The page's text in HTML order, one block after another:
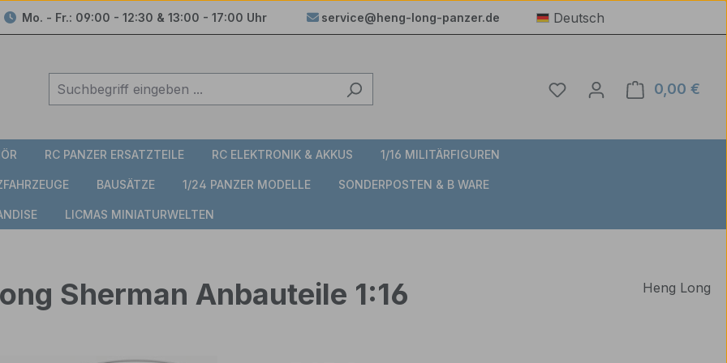
Mo. - Fr.: 09:00 - 12:30 & 13:00 - 17:00 Uhr service@heng-long-panzer.de Deutsch
Du hast 0 Produkte auf
0,00 €
RC PANZER ERSATZTEILE RC ELEKTRONIK & AKKUS 1/16 MILITÄRFIGUREN
BAUSÄTZE 1/24 PANZER MODELLE SONDERPOSTEN & B WARE
LICMAS MINIATURWELTEN
Sherman Anbauteile 1:16 Heng Long